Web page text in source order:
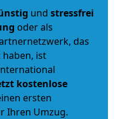
und stressfrei
oder als
das
ist
kostenlose
ersten
Ihren Umzug.